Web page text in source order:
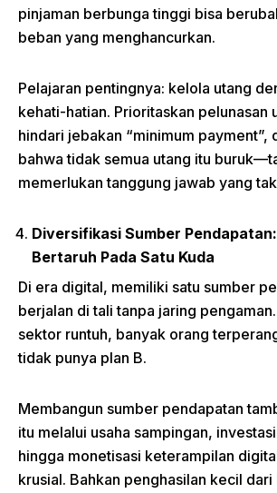
pinjaman berbunga tinggi bisa
beban yang menghancurkan.
Pelajaran pentingnya: kelola utang
kehati-hatian. Prioritaskan pelunasan
hindari jebakan “minimum payment”,
bahwa tidak semua utang itu
memerlukan tanggung jawab yang
Diversifikasi Sumber
Bertaruh Pada Satu Kuda
Di era digital, memiliki satu sumber
berjalan di tali tanpa jaring
sektor runtuh, banyak orang
tidak punya plan B.
Membangun sumber pendapatan
itu melalui usaha sampingan,
hingga monetisasi keterampilan
krusial. Bahkan penghasilan kecil